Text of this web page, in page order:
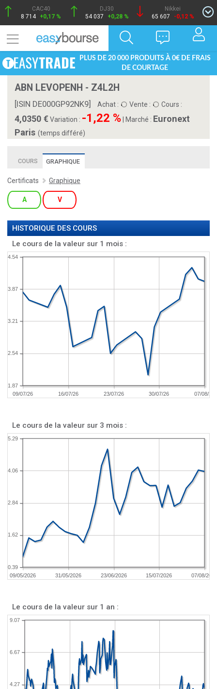
CAC40
8 714 +0,17 %
DJ30
54 037
+0,28 %
Nikkei
65 607
-0,12 %
PLUS DE 20 000 PRODUITS À 0€ DE FRAIS
DE COURTAGE
ABN LEVOPENH - Z4L2H
[ISIN DE000GP92NK9] Achat : Vente : Cours :
4,0350Variation : -1,22 % Marché : Euronext
Paris (temps différé)
COURS GRAPHIQUE
Certificats Graphique
A V
HISTORIQUE DES COURS
Le cours de la valeur sur 1 mois :
09/07/26 16/07/26 23/07/26 30/07/26 07/08/26
1.87
2.54
3.21
3.87
4.54
Le cours de la valeur sur 3 mois :
09/05/2026 31/05/2026 23/06/2026 15/07/2026 07/08/2026
0.39
1.62
2.84
4.06
5.29
Le cours de la valeur sur 1 an :
4.27
6.67
9.07